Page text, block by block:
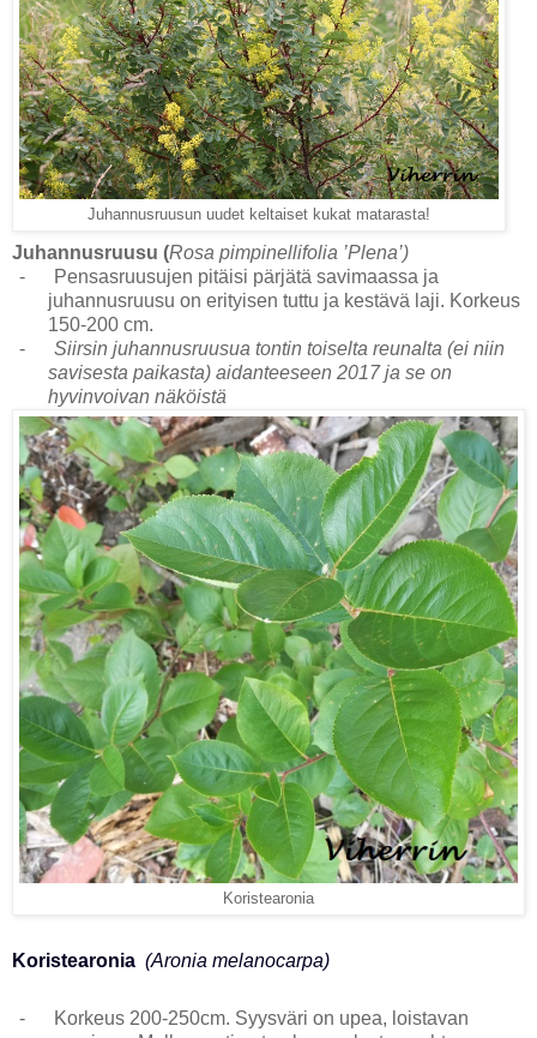
Juhannusruusun uudet keltaiset kukat matarasta!
Juhannusruusu (Rosa pimpinellifolia ’Plena’)
-
Pensasruusujen pitäisi pärjätä savimaassa ja
juhannusruusu on erityisen tuttu ja kestävä laji. Korkeus
150-200 cm.
-
Siirsin juhannusruusua tontin toiselta reunalta (ei niin
savisesta paikasta) aidanteeseen 2017 ja se on
hyvinvoivan näköistä
Koristearonia
Koristearonia (Aronia melanocarpa)
-
Korkeus 200-250cm. Syysväri on upea, loistavan